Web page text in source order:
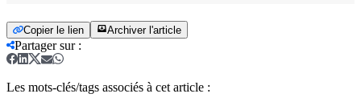
Copier le lien Archiver l'article
Partager sur:
Les mots-clés/tags associés à cet article :